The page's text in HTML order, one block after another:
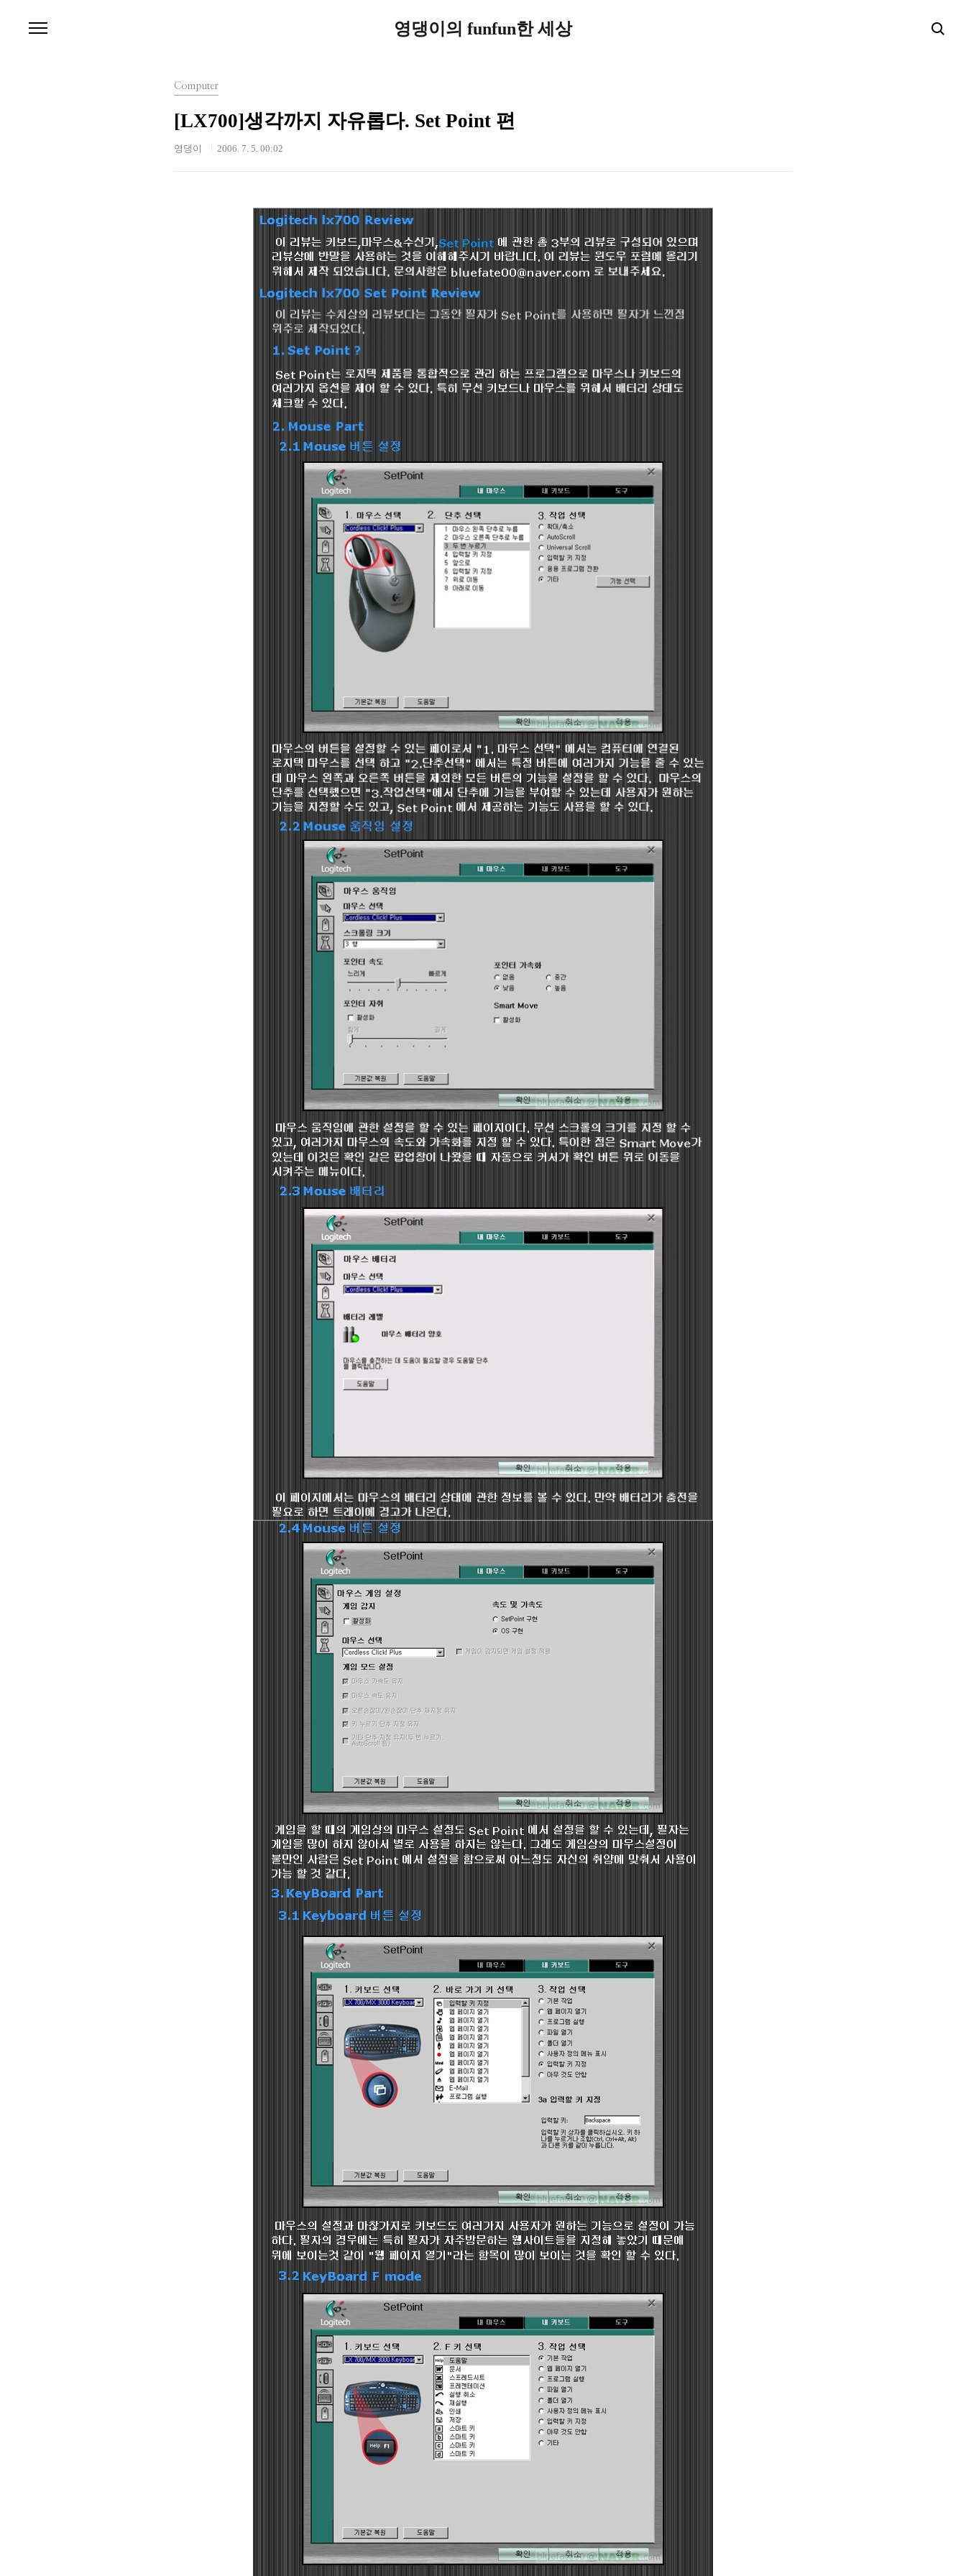
영댕이의 funfun한 세상
Computer
[LX700]생각까지 자유롭다. Set Point 편
영댕이 2006. 7. 5. 00:02